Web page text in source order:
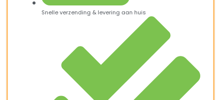
Snelle verzending & levering aan huis